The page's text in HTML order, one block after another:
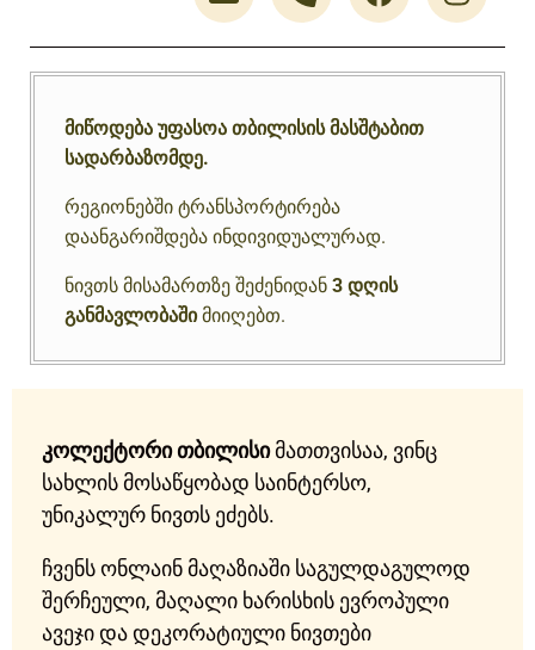
მიწოდება უფასოა თბილისის მასშტაბით
სადარბაზომდე.
რეგიონებში ტრანსპორტირება
დაანგარიშდება ინდივიდუალურად.
ნივთს მისამართზე შეძენიდან 3 დღის
განმავლობაშიმიიღებთ.
კოლექტორი თბილისიმათთვისაა, ვინც
სახლის მოსაწყობად საინტერსო,
უნიკალურ ნივთს ეძებს.
ჩვენს ონლაინ მაღაზიაში საგულდაგულოდ
შერჩეული, მაღალი ხარისხის ევროპული
ავეჯი და დეკორატიული ნივთები